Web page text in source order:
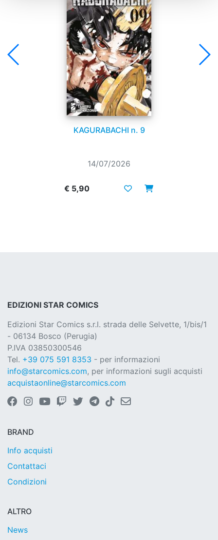
KAGURABACHI n. 9
14/07/2026
€ 5,90
EDIZIONI STAR COMICS
Edizioni Star Comics s.r.l. strada delle Selvette, 1/bis/1
- 06134 Bosco (Perugia)
P.IVA 03850300546
Tel. +39 075 591 8353 - per informazioni
info@starcomics.com, per informazioni sugli acquisti
acquistaonline@starcomics.com
BRAND
Info acquisti
Contattaci
Condizioni
ALTRO
News